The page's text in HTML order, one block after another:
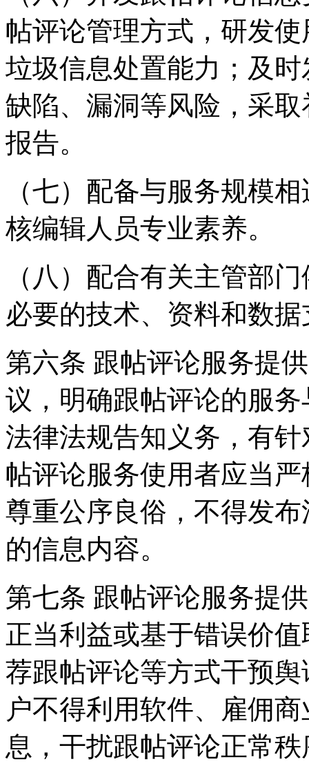
帖评论管理方式，研发
垃圾信息处置能力；及
缺陷、漏洞等风险，采
报告。
（七）配备与服务规模
核编辑人员专业素养。
（八）配合有关主管部
必要的技术、资料和数
第六条 跟帖评论服务提
议，明确跟帖评论的服
法律法规告知义务，有
帖评论服务使用者应当
尊重公序良俗，不得发
的信息内容。
第七条 跟帖评论服务提
正当利益或基于错误价
荐跟帖评论等方式干预
户不得利用软件、雇佣
息，干扰跟帖评论正常